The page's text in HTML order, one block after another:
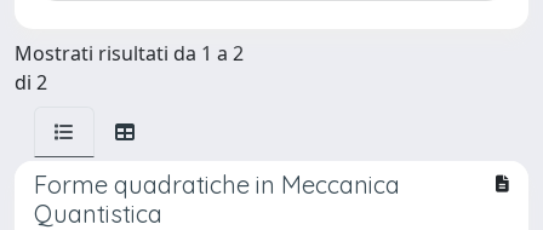
Mostrati risultati da 1 a 2
di 2
Forme quadratiche in Meccanica
Quantistica